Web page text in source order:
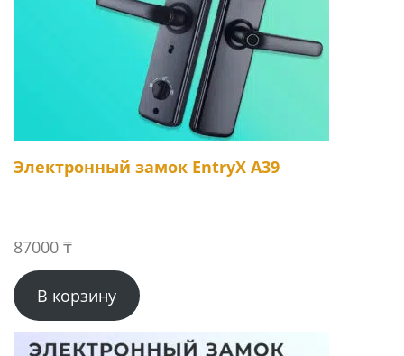
Электронный замок EntryX A39
87000 ₸
В корзину